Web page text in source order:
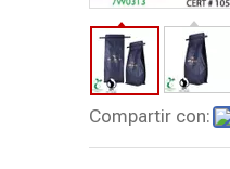
Compartir con: